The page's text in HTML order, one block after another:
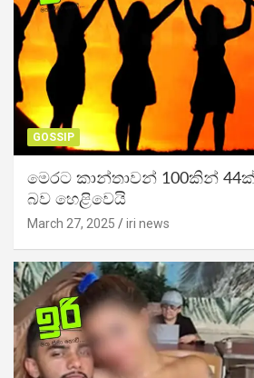
GOSSIP
මෙරට කාන්තාවන් 100කින් 44ක්
බව හෙළිවෙයි
March 27, 2025 iri news